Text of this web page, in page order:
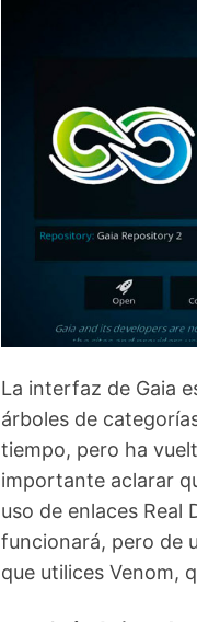
La interfaz de Gaia
árboles de
tiempo, pero ha
importante aclarar
uso de enlaces Real
funcionará, pero de
que utilices Venom,